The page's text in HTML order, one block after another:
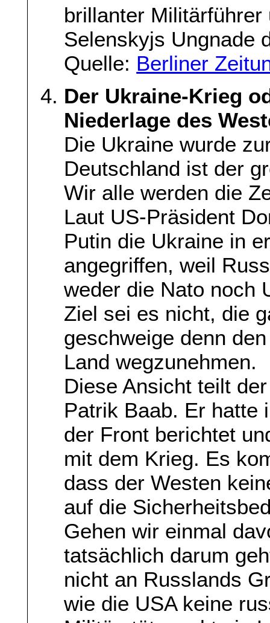
brillanter
Selenskyjs Ungnade
Quelle: Berliner
Der Ukraine-Krieg
Niederlage des
Die Ukraine wurde
Deutschland ist der
Wir alle werden die
Laut US-Präsident
Putin die Ukraine in
angegriffen, weil
weder die Nato noch
Ziel sei es nicht, die
geschweige denn
Land wegzunehmen.
Diese Ansicht teilt
Patrik Baab. Er hatte
der Front berichtet
mit dem Krieg. Es
dass der Westen
auf die
Gehen wir einmal
tatsächlich darum
nicht an Russlands
wie die USA keine